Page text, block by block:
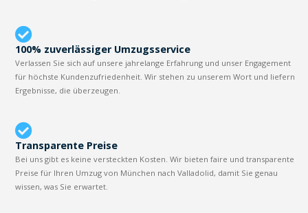
100% zuverlässiger Umzugsservice
Verlassen Sie sich auf unsere jahrelange Erfahrung und unser Engagement
für höchste Kundenzufriedenheit. Wir stehen zu unserem Wort und liefern
Ergebnisse, die überzeugen.
Transparente Preise
Bei uns gibt es keine versteckten Kosten. Wir bieten faire und transparente
Preise für Ihren Umzug von München nach Valladolid, damit Sie genau
wissen, was Sie erwartet.